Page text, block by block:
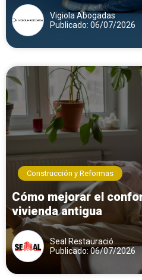
Vigiola Abogadas
Publicado: 06/07/2026
Construcción y Reformas
Cómo mejorar el
vivienda antigua
Seal Restauració
Publicado: 06/07/2026